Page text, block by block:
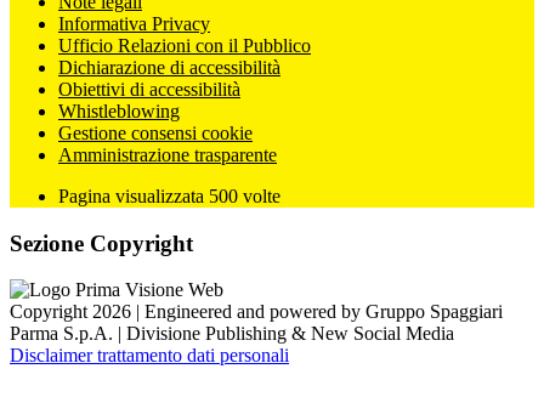
Informativa Privacy
Ufficio Relazioni con il Pubblico
Dichiarazione di accessibilità
Obiettivi di accessibilità
Whistleblowing
Gestione consensi cookie
Amministrazione trasparente
Pagina visualizzata 500 volte
Sezione Copyright
Copyright 2026 | Engineered and powered by Gruppo Spaggiari
Parma S.p.A. | Divisione Publishing & New Social Media
Disclaimer trattamento dati personali